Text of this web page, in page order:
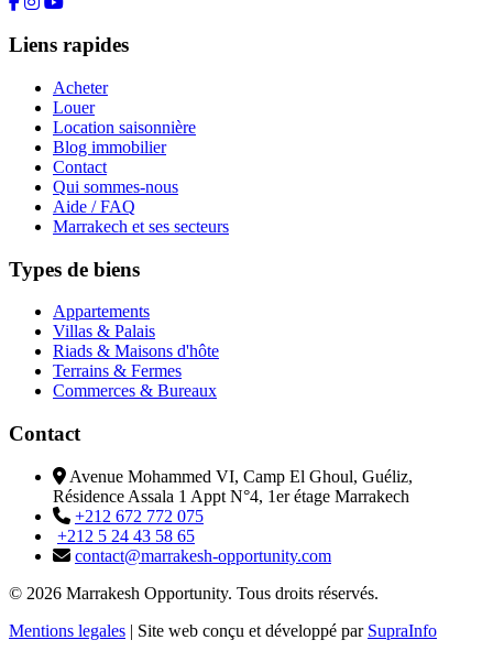
Liens rapides
Acheter
Louer
Location saisonnière
Blog immobilier
Contact
Qui sommes-nous
Aide / FAQ
Marrakech et ses secteurs
Types de biens
Appartements
Villas & Palais
Riads & Maisons d'hôte
Terrains & Fermes
Commerces & Bureaux
Contact
Avenue Mohammed VI, Camp El Ghoul, Guéliz,
Résidence Assala 1 Appt N°4, 1er étage Marrakech
+212 672 772 075
+212 5 24 43 58 65
contact@marrakesh-opportunity.com
© 2026 Marrakesh Opportunity. Tous droits réservés.
Mentions legales | Site web conçu et développé par SupraInfo